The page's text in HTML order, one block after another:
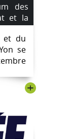
des
et la
14
et du
se
+